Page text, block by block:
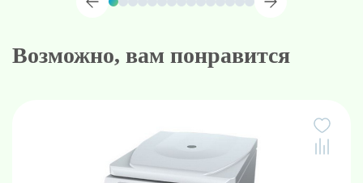
Возможно, вам понравится